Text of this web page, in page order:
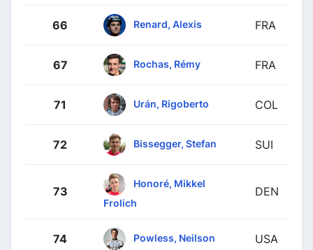
66 Renard, Alexis FRA
67 Rochas, Rémy FRA
71 Urán, Rigoberto COL
72 Bissegger, Stefan SUI
73
Honoré, Mikkel
Frolich
DEN
74 Powless, Neilson USA